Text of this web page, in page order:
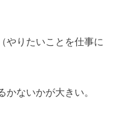
やりたいことを仕事に
ないかが大きい。